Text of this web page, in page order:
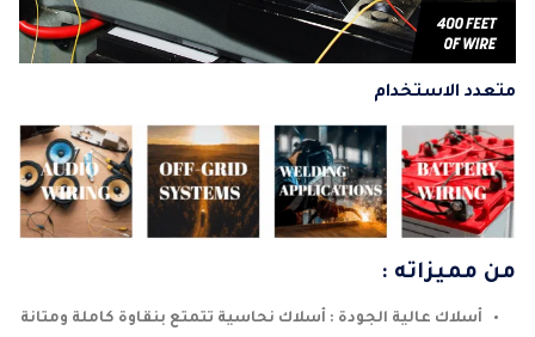
متعدد الاستخدام
من مميزاته :
أسلاك عالية الجودة : أسلاك نحاسية تتمتع بنقاوة كاملة ومتانة